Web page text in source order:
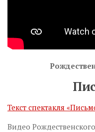
Текст спектакля
Видео